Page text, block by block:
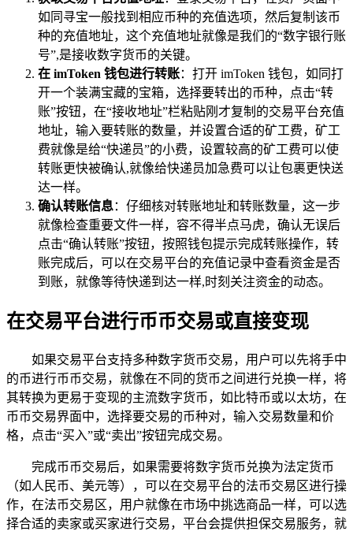
如同寻宝一般找到相应币种的充值选项，然后复制该币
种的充值地址，这个充值地址就像是我们的“数字银行账
号”,是接收数字货币的关键。
在 imToken 钱包进行转账：打开 imToken 钱包，如同打
开一个装满宝藏的宝箱，选择要转出的币种，点击“转
账”按钮，在“接收地址”栏粘贴刚才复制的交易平台充值
地址，输入要转账的数量，并设置合适的矿工费，矿工
费就像是给“快递员”的小费，设置较高的矿工费可以使
转账更快被确认,就像给快递员加急费可以让包裹更快送
达一样。
确认转账信息：仔细核对转账地址和转账数量，这一步
就像检查重要文件一样，容不得半点马虎，确认无误后
点击“确认转账”按钮，按照钱包提示完成转账操作，转
账完成后，可以在交易平台的充值记录中查看资金是否
到账，就像等待快递到达一样,时刻关注资金的动态。
在交易平台进行币币交易或直接变现
如果交易平台支持多种数字货币交易，用户可以先将手中
的币进行币币交易，就像在不同的货币之间进行兑换一样，将
其转换为更易于变现的主流数字货币，如比特币或以太坊，在
币币交易界面中，选择要交易的币种对，输入交易数量和价
格，点击“买入”或“卖出”按钮完成交易。
完成币币交易后，如果需要将数字货币兑换为法定货币
（如人民币、美元等），可以在交易平台的法币交易区进行操
作，在法币交易区，用户就像在市场中挑选商品一样，可以选
择合适的卖家或买家进行交易，平台会提供担保交易服务，就